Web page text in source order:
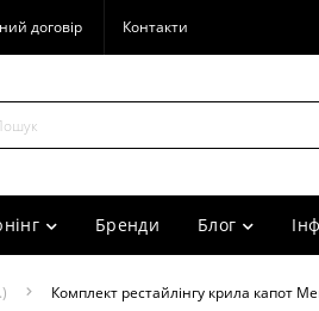
договір Контакти
Бренди Блог
Комплект рестайлінгу крила капот